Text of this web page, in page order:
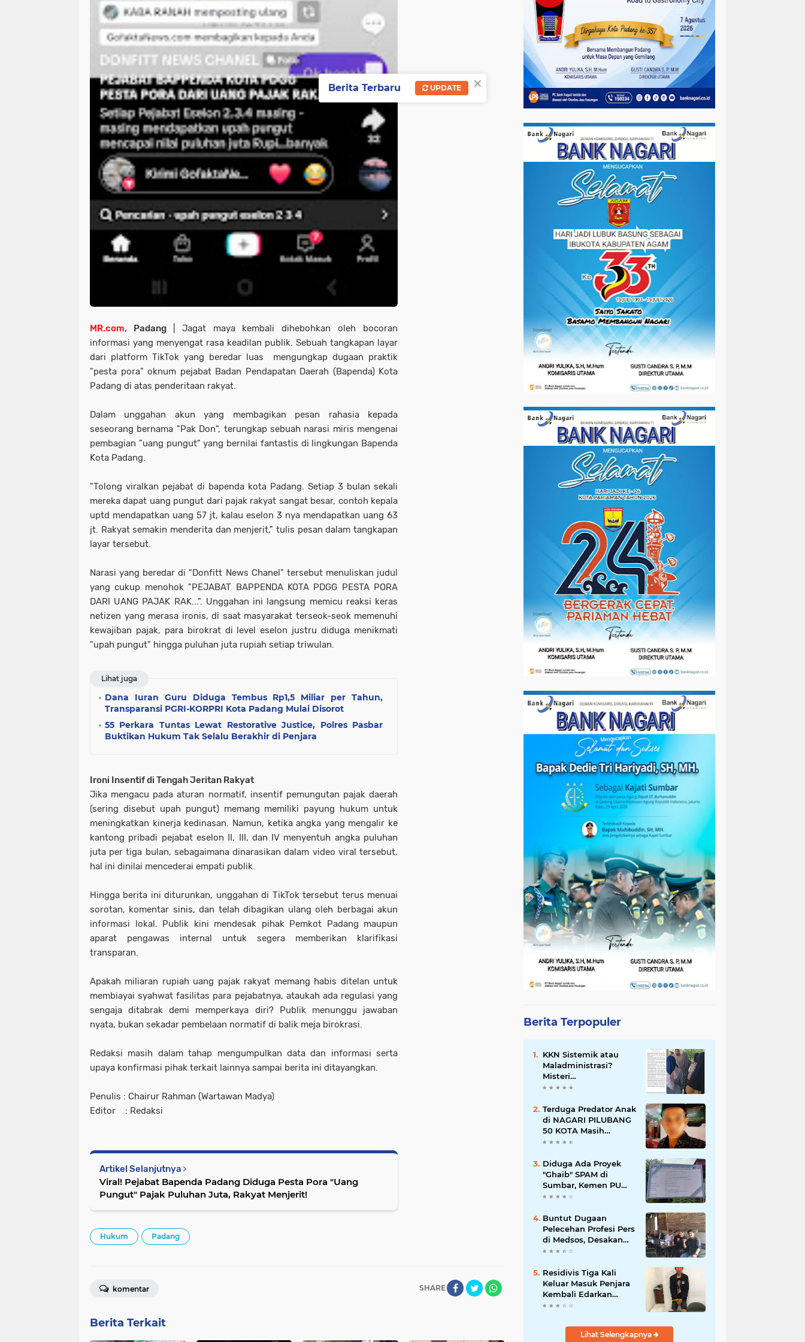
MR.com, Padang
| Jagat maya kembali dihebohkan oleh bocoran
informasi yang menyengat rasa keadilan publik. Sebuah tangkapan layar
dari platform TikTok yang beredar luas mengungkap dugaan praktik
"pesta pora" oknum pejabat Badan Pendapatan Daerah (Bapenda) Kota
Padang di atas penderitaan rakyat.
Dalam unggahan akun yang membagikan pesan rahasia kepada
seseorang bernama "Pak Don", terungkap sebuah narasi miris mengenai
pembagian "uang pungut" yang bernilai fantastis di lingkungan Bapenda
Kota Padang.
"Tolong viralkan pejabat di bapenda kota Padang. Setiap 3 bulan sekali
mereka dapat uang pungut dari pajak rakyat sangat besar, contoh kepala
uptd mendapatkan uang 57 jt, kalau eselon 3 nya mendapatkan uang 63
jt. Rakyat semakin menderita dan menjerit," tulis pesan dalam tangkapan
layar tersebut.
Narasi yang beredar di "Donfitt News Chanel" tersebut menuliskan judul
yang cukup menohok "PEJABAT BAPPENDA KOTA PDGG PESTA PORA
DARI UANG PAJAK RAK...". Unggahan ini langsung memicu reaksi keras
netizen yang merasa ironis, di saat masyarakat terseok-seok memenuhi
kewajiban pajak, para birokrat di level eselon justru diduga menikmati
"upah pungut" hingga puluhan juta rupiah setiap triwulan.
Lihat juga
Dana Iuran Guru Diduga Tembus Rp1,5 Miliar per Tahun,
Transparansi PGRI-KORPRI Kota Padang Mulai Disorot
55 Perkara Tuntas Lewat Restorative Justice, Polres Pasbar
Buktikan Hukum Tak Selalu Berakhir di Penjara
Ironi Insentif di Tengah Jeritan Rakyat
Jika mengacu pada aturan normatif, insentif pemungutan pajak daerah
(sering disebut upah pungut) memang memiliki payung hukum untuk
meningkatkan kinerja kedinasan. Namun, ketika angka yang mengalir ke
kantong pribadi pejabat eselon II, III, dan IV menyentuh angka puluhan
juta per tiga bulan, sebagaimana dinarasikan dalam video viral tersebut,
hal ini dinilai mencederai empati publik.
Hingga berita ini diturunkan, unggahan di TikTok tersebut terus menuai
sorotan, komentar sinis, dan telah dibagikan ulang oleh berbagai akun
informasi lokal. Publik kini mendesak pihak Pemkot Padang maupun
aparat pengawas internal untuk segera memberikan klarifikasi
transparan.
Apakah miliaran rupiah uang pajak rakyat memang habis ditelan untuk
membiayai syahwat fasilitas para pejabatnya, ataukah ada regulasi yang
sengaja ditabrak demi memperkaya diri? Publik menunggu jawaban
nyata, bukan sekadar pembelaan normatif di balik meja birokrasi.
Redaksi masih dalam tahap mengumpulkan data dan informasi serta
upaya konfirmasi pihak terkait lainnya sampai berita ini ditayangkan.
Penulis : Chairur Rahman (Wartawan Madya)
Editor : Redaksi
Artikel Selanjutnya
Viral! Pejabat Bapenda Padang Diduga Pesta Pora "Uang
Pungut" Pajak Puluhan Juta, Rakyat Menjerit!
Hukum Padang
SHARE
komentar
Berita Terkait
Berita Terpopuler
KKN Sistemik atau
Maladministrasi?
Misteri
"Dikorbankannya" SDN
Transparansi Pemkot
Padang
Terduga Predator Anak
di NAGARI PILUBANG
50 KOTA Masih
Berkeliaran
Diduga Ada Proyek
"Ghaib" SPAM di
Sumbar, Kemen PU
dan Hutama Karya
Buntut Dugaan
Pelecehan Profesi Pers
di Medsos, Desakan
Copot Kasatpol PP
Residivis Tiga Kali
Keluar Masuk Penjara
Kembali Edarkan
Sabu, Polresta
Paket Siap Edar
Lihat Selengkapnya
×
Berita Terbaru UPDATE